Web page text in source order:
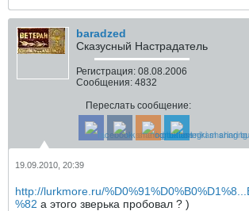
baradzed
Сказусный Настрадатель
Регистрация: 08.08.2006
Сообщения: 4832
Переслать сообщение:
19.09.2010, 20:39
http://lurkmore.ru/
%82 а этого зверька пробовал ? )